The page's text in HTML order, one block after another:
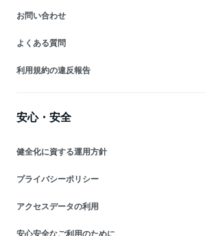
お問い合わせ
よくある質問
利用規約の違反報告
安心・安全
健全化に資する運用方針
プライバシーポリシー
アクセスデータの利用
安心安全なご利用のために